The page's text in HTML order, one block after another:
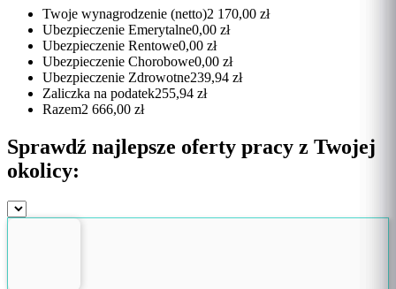
Twoje wynagrodzenie (netto)2 170,00 zł
Ubezpieczenie Emerytalne0,00 zł
Ubezpieczenie Rentowe0,00 zł
Ubezpieczenie Chorobowe0,00 zł
Ubezpieczenie Zdrowotne239,94 zł
Zaliczka na podatek255,94 zł
Razem2 666,00 zł
Sprawdź najlepsze oferty pracy z Twojej
okolicy: